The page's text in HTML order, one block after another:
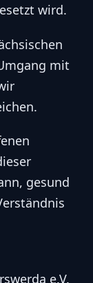
wird.
mit
gesund
e.V.